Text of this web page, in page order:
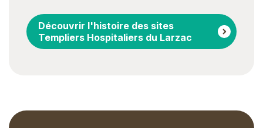
Découvrir l'histoire des sites
Templiers Hospitaliers du Larzac